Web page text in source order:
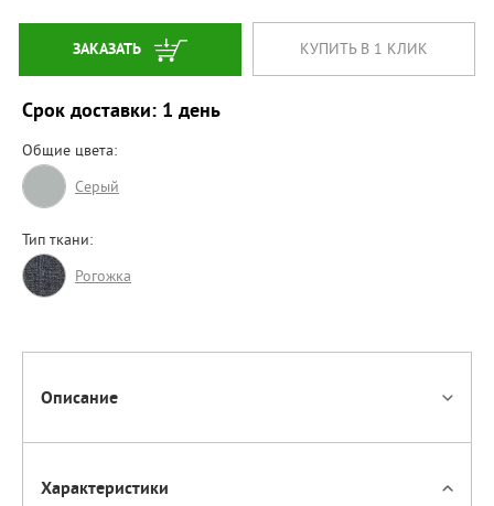
ЗАКАЗАТЬ КУПИТЬ В 1 КЛИК
Срок доставки: 1 день
Общие цвета:
Серый
Тип ткани:
Рогожка
Описание
Характеристики